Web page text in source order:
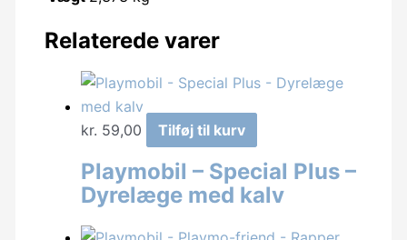
Relaterede varer
kr. 59,00 Tilføj til kurv
Playmobil – Special Plus –
Dyrelæge med kalv